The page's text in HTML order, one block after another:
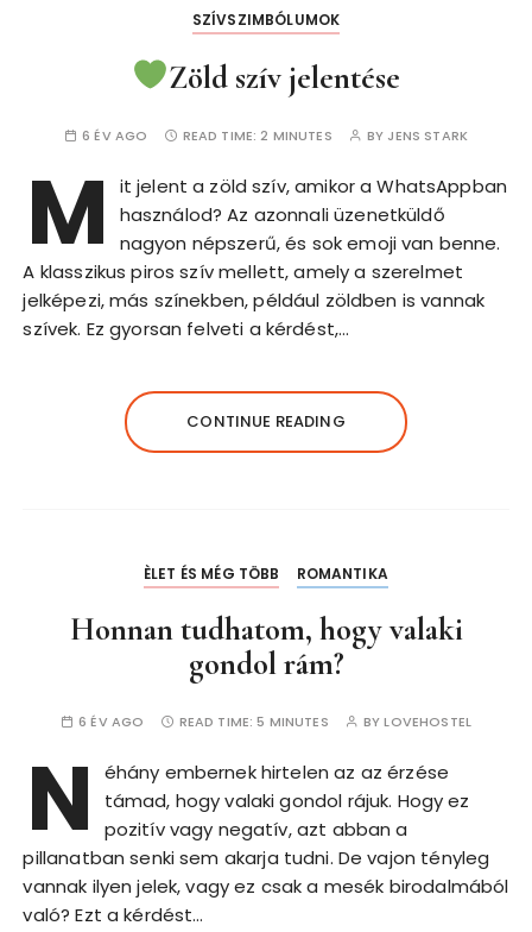
SZÍVSZIMBÓLUMOK
Zöld szív jelentése
6 ÉV AGO READ TIME:2 MINUTES BY JENS STARK
M
it jelent a zöld szív, amikor a WhatsAppban
használod? Az azonnali üzenetküldő
nagyon népszerű, és sok emoji van benne.
A klasszikus piros szív mellett, amely a szerelmet
jelképezi, más színekben, például zöldben is vannak
szívek. Ez gyorsan felveti a kérdést,…
CONTINUE READING
ÈLET ÉS MÉG TÖBB ROMANTIKA
Honnan tudhatom, hogy valaki
gondol rám?
6 ÉV AGO READ TIME:5 MINUTES BYLOVEHOSTEL
N
éhány embernek hirtelen az az érzése
támad, hogy valaki gondol rájuk. Hogy ez
pozitív vagy negatív, azt abban a
pillanatban senki sem akarja tudni. De vajon tényleg
vannak ilyen jelek, vagy ez csak a mesék birodalmából
való? Ezt a kérdést…